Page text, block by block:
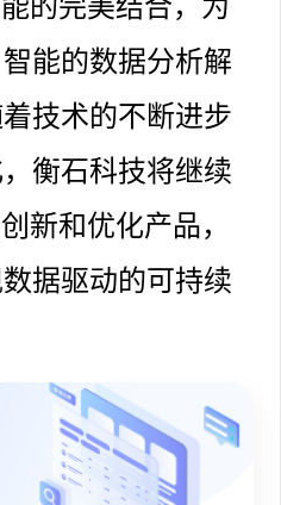
能的数据分析解
技术的不断进步
衡石科技将继续
新和优化产品，
据驱动的可持续